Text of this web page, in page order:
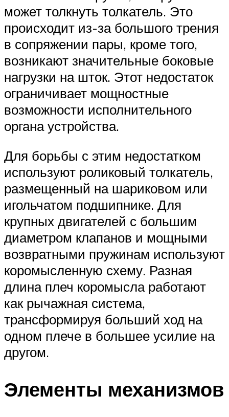
может толкнуть толкатель. Это
происходит из-за большого трения
в сопряжении пары, кроме того,
возникают значительные боковые
нагрузки на шток. Этот недостаток
ограничивает мощностные
возможности исполнительного
органа устройства.
Для борьбы с этим недостатком
используют роликовый толкатель,
размещенный на шариковом или
игольчатом подшипнике. Для
крупных двигателей с большим
диаметром клапанов и мощными
возвратными пружинам используют
коромысленную схему. Разная
длина плеч коромысла работают
как рычажная система,
трансформируя больший ход на
одном плече в большее усилие на
другом.
Элементы механизмов